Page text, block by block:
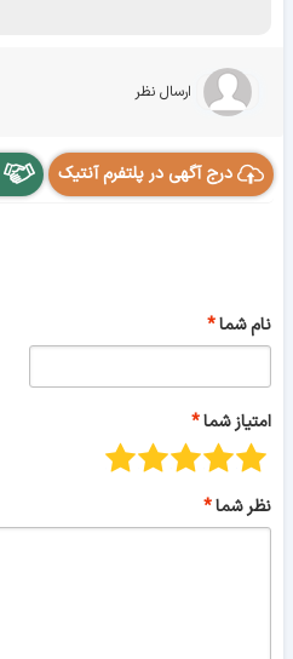
ارسال نظر
درج آگهی در پلتفرم آنتیک
نام شما
امتیاز شما
نظر شما